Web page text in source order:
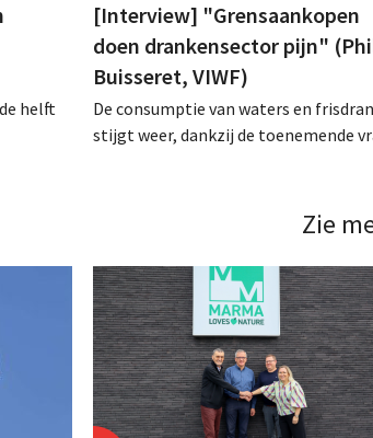
helft
[Interview] "Grensaankopen
doen drankensector pijn"
Buisseret, VIWF)
De consumptie van waters en
stijgt weer, dankzij de toenemende
prijsbewuste consumenten de grens
Zie